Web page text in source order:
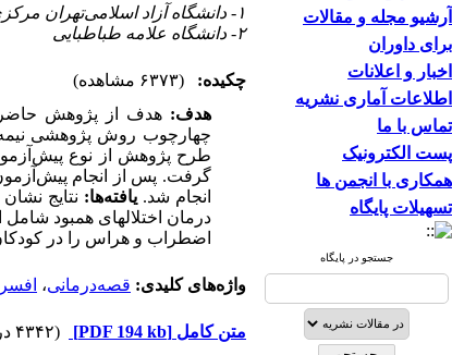
آرشیو مجله و مقالات
برای داوران
اخبار و اعلانات
اطلاعات آماری نشریه
تماس با ما
پست الکترونیک
همکاری با انجمن ها
تسهیلات پایگاه
جستجو در پایگاه
۱- دانشگاه آزاد اسلامی‌تهران مرکزی
۲- دانشگاه علامه طباطبایی
چکیده:
(۶۳۷۳ مشاهده)
هدف: هدف از پژوهش حاضر
طرح پژوهش از نوع
انجام شد.یافته‌ها: نتایج
درمان اختلالهای همبود
اضطراب و هراس را در
واژه‌های کلیدی: قصه‌درمانی،
متن کامل [PDF 194 kb]
(۴۳۴۲ دریافت)